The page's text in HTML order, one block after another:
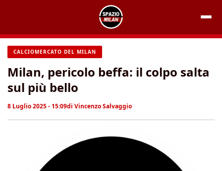
contenuto
CALCIOMERCATO DEL MILAN
Milan, pericolo beffa: il colpo salta
sul più bello
8 Luglio 2025 - 15:09di Vincenzo Salvaggio